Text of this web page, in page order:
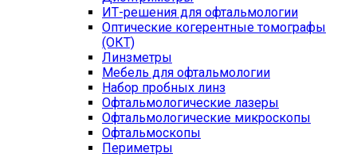
ИТ-решения для офтальмологии
Оптические когерентные томографы
(ОКТ)
Линзметры
Мебель для офтальмологии
Набор пробных линз
Офтальмологические лазеры
Офтальмологические микроскопы
Офтальмоскопы
Периметры